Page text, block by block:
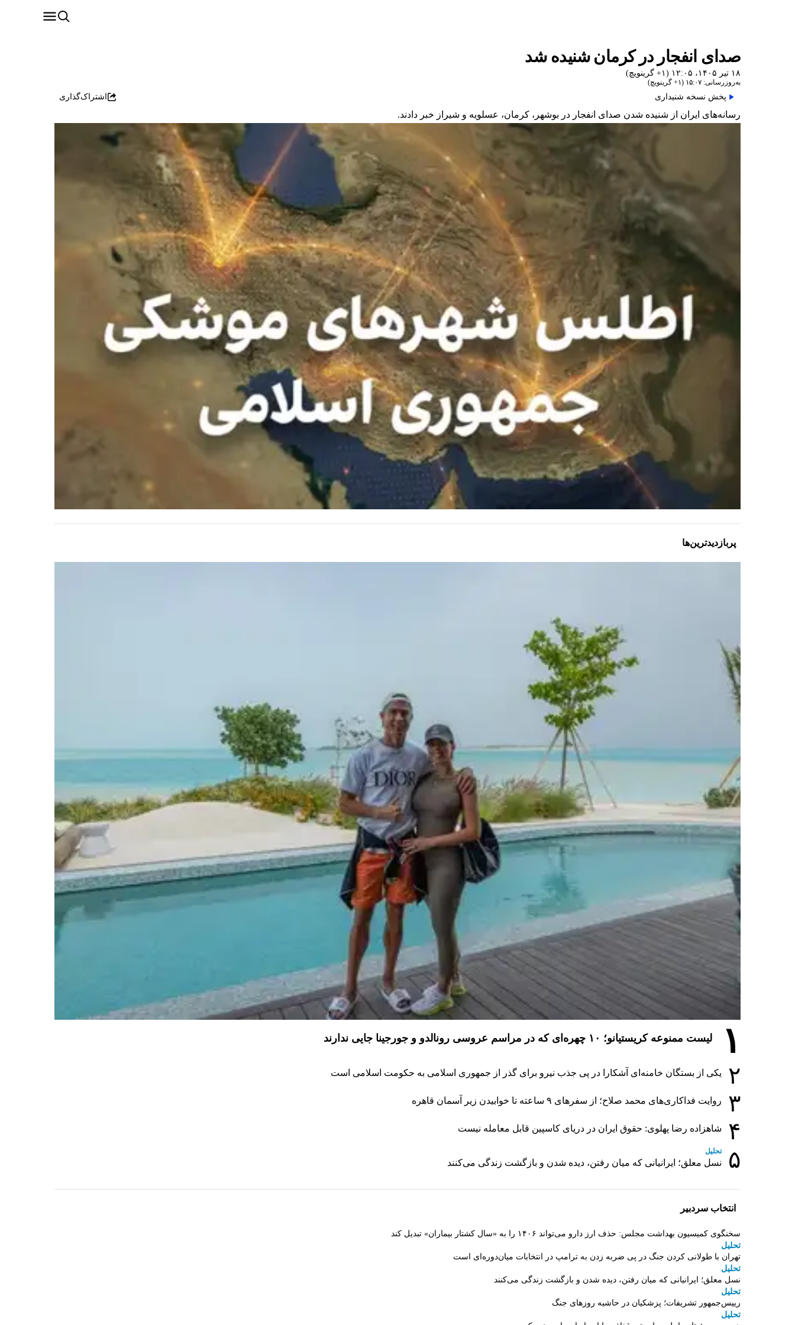
صدای انفجار در کرمان شنیده شد
۱۸ تیر ۱۴۰۵، ۱۲:۰۵ (‎+۱ گرینویچ)
به‌روزرسانی: ۱۵:۰۷ (‎+۱ گرینویچ)
پخش نسخه شنیداری اشتراک‌گذاری
رسانه‌های ایران از شنیده شدن صدای انفجار در بوشهر، کرمان، عسلویه و شیراز خبر دادند.
پربازدیدترین‌ها
۱ لیست ممنوعه کریستیانو؛ ۱۰ چهره‌ای که در مراسم عروسی رونالدو و جورجینا جایی ندارند
۲ یکی از بستگان خامنه‌ای آشکارا در پی جذب نیرو برای گذر از جمهوری اسلامی به حکومت اسلامی است
۳ روایت فداکاری‌های محمد صلاح؛ از سفرهای ۹ ساعته تا خوابیدن زیر آسمان قاهره
۴ شاهزاده رضا پهلوی: حقوق ایران در دریای کاسپین قابل معامله نیست
۵ تحلیل
نسل معلق؛ ایرانیانی که میان رفتن، دیده شدن و بازگشت زندگی می‌کنند
انتخاب سردبیر
سخنگوی کمیسیون بهداشت مجلس: حذف ارز دارو می‌تواند ۱۴۰۶ را به «سال کشتار بیماران» تبدیل کند
تحلیل
تهران با طولانی کردن جنگ در پی ضربه زدن به ترامپ در انتخابات میان‌دوره‌ای است
تحلیل
نسل معلق؛ ایرانیانی که میان رفتن، دیده شدن و بازگشت زندگی می‌کنند
تحلیل
رییس‌جمهور تشریفات؛ پزشکیان در حاشیه روزهای جنگ
تحلیل